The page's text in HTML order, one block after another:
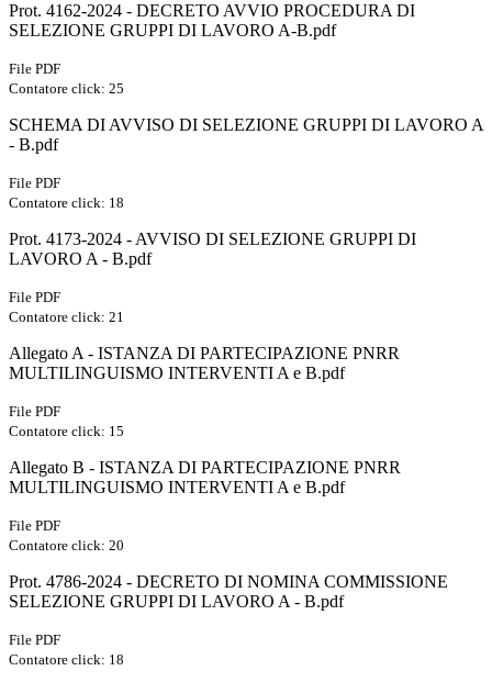
Prot. 4162-2024 - DECRETO AVVIO PROCEDURA DI
SELEZIONE GRUPPI DI LAVORO A-B.pdf
File PDF
Contatore click: 25
SCHEMA DI AVVISO DI SELEZIONE GRUPPI DI LAVORO A
- B.pdf
File PDF
Contatore click: 18
Prot. 4173-2024 - AVVISO DI SELEZIONE GRUPPI DI
LAVORO A - B.pdf
File PDF
Contatore click: 21
Allegato A - ISTANZA DI PARTECIPAZIONE PNRR
MULTILINGUISMO INTERVENTI A e B.pdf
File PDF
Contatore click: 15
Allegato B - ISTANZA DI PARTECIPAZIONE PNRR
MULTILINGUISMO INTERVENTI A e B.pdf
File PDF
Contatore click: 20
Prot. 4786-2024 - DECRETO DI NOMINA COMMISSIONE
SELEZIONE GRUPPI DI LAVORO A - B.pdf
File PDF
Contatore click: 18